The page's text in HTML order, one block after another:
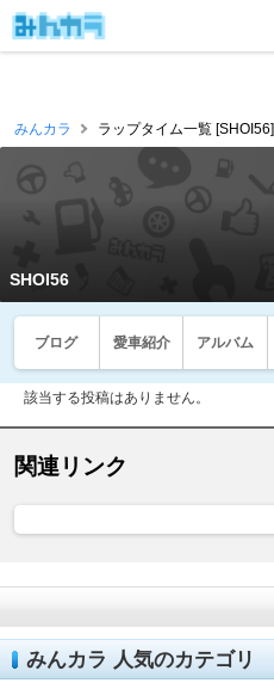
みんカラ ラップタイム一覧 [SHOI56]
SHOI56
ブログ 愛車紹介 アルバム
該当する投稿はありません。
関連リンク
みんカラ 人気のカテゴリ